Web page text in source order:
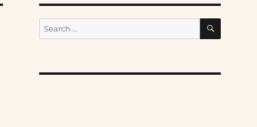
Search
for:
SEARCH